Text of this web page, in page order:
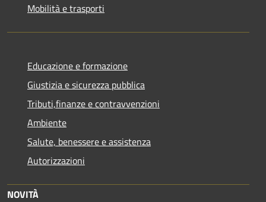
Mobilità e trasporti
Educazione e formazione
Giustizia e sicurezza pubblica
Tributi,finanze e contravvenzioni
Ambiente
Salute, benessere e assistenza
Autorizzazioni
NOVITÀ